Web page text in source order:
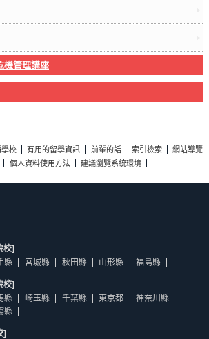
機管理講座
學校 有用的留學資訊 前輩的話 索引檢索
網站導覽
個人資料使用方法 建議瀏覽系統環境
校]
縣 宮城縣 秋田縣 山形縣 福島縣
校]
縣 崎玉縣 千葉縣 東京都
神奈川縣
縣
]